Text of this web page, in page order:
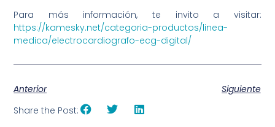
Para más información, te invito a visitar:
https://kamesky.net/categoria-productos/linea-
medica/electrocardiografo-ecg-digital/
Anterior
Siguiente
Share the Post: